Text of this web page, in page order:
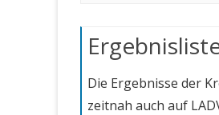
Die Ergebnisse der
zeitnah auch auf